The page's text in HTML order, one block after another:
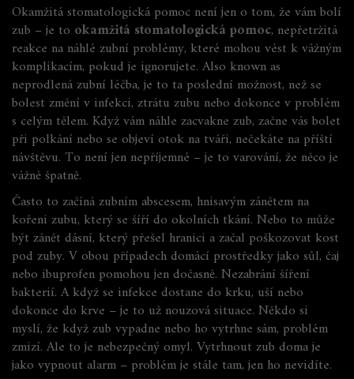
Okamžitá stomatologická pomoc není jen o tom, že vám bolí
zub – je to okamžitá stomatologická pomoc, nepřetržitá
reakce na náhlé zubní problémy, které mohou vést k vážným
komplikacím, pokud je ignorujete. Also known as
neprodlená zubní léčba, je to ta poslední možnost, než se
bolest změní v infekci, ztrátu zubu nebo dokonce v problém
s celým tělem. Když vám náhle zacvakne zub, začne vás bolet
při polkání nebo se objeví otok na tváři, nečekáte na příští
návštěvu. To není jen nepříjemné – je to varování, že něco je
vážně špatně.
Často to začínázubním abscesem, hnisavým zánětem na
kořeni zubu, který se šíří do okolních tkání. Nebo to může
být zánět dásní, který přešel hranici a začal poškozovat kost
pod zuby. V obou případech domácí prostředky jako sůl, čaj
nebo ibuprofen pomohou jen dočasně. Nezabrání šíření
bakterií. A když se infekce dostane do krku, uší nebo
dokonce do krve – je to už nouzová situace. Někdo si
myslí, že když zub vypadne nebo ho vytrhne sám, problém
zmizí. Ale to je nebezpečný omyl. Vytrhnout zub doma je
jako vypnout alarm – problém je stále tam, jen ho nevidíte.